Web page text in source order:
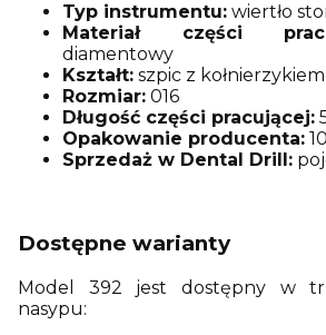
Typ instrumentu: wiertło
Materiał części
diamentowy
Kształt: szpic z kołnierzykiem
Rozmiar: 016
Długość części pracującej:
Opakowanie producenta:
Sprzedaż w Dental Drill:
Dostępne warianty
Model 392 jest dostępny w
nasypu: